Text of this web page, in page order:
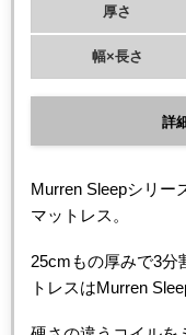
厚さ
幅×長さ
詳
Murren Sleepシリー
マットレス。
25cmもの厚みで3分
トレスはMurren